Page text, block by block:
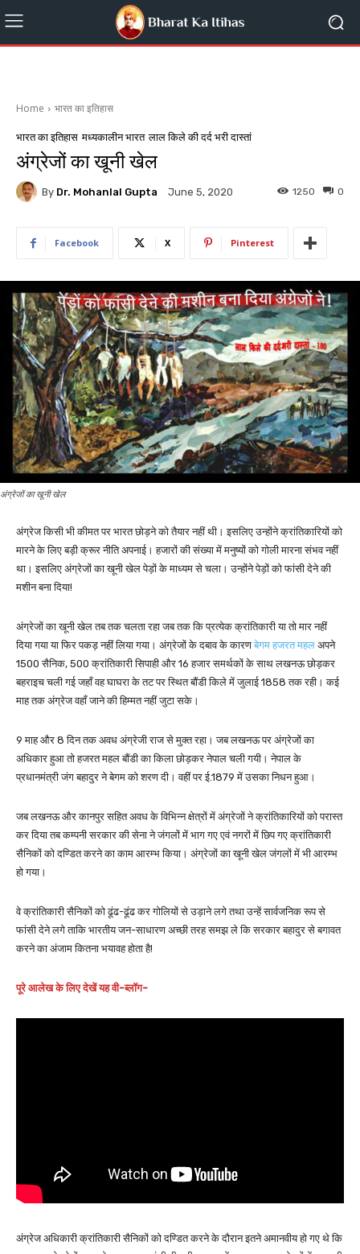
Home भारत का इतिहास
भारत का इतिहास मध्यकालीन भारत लाल किले की दर्द भरी दास्तां
अंग्रेजों का खूनी खेल
By Dr. Mohanlal Gupta June 5, 2020 0
1250
Facebook X Pinterest
अंग्रेजों का खूनी खेल
अंग्रेज किसी भी कीमत पर भारत छोड़ने को तैयार नहीं थी। इसलिए उन्होंने क्रांतिकारियों को
मारने के लिए बड़ी क्रूर नीति अपनाई। हजारों की संख्या में मनुष्यों को गोली मारना संभव नहीं
था। इसलिए अंग्रेजों का खूनी खेल पेड़ों के माध्यम से चला। उन्होंने पेड़ों को फांसी देने की
मशीन बना दिया!
अंग्रेजों का खूनी खेल तब तक चलता रहा जब तक कि प्रत्येक क्रांतिकारी या तो मार नहीं
दिया गया या फिर पकड़ नहीं लिया गया। अंग्रेजों के दबाव के कारण बेगम हजरत महल अपने
1500 सैनिक, 500 क्रांतिकारी सिपाही और 16 हजार समर्थकों के साथ लखनऊ छोड़कर
बहराइच चली गई जहाँ वह घाघरा के तट पर स्थित बौंडी किले में जुलाई 1858 तक रही। कई
माह तक अंग्रेज वहाँ जाने की हिम्मत नहीं जुटा सके।
9 माह और 8 दिन तक अवध अंग्रेजी राज से मुक्त रहा। जब लखनऊ पर अंग्रेजों का
अधिकार हुआ तो हजरत महल बौंडी का किला छोड़कर नेपाल चली गयी। नेपाल के
प्रधानमंत्री जंग बहादुर ने बेगम को शरण दी। वहीं पर ई.1879 में उसका निधन हुआ।
जब लखनऊ और कानपुर सहित अवध के विभिन्न क्षेत्रों में अंग्रेजों ने क्रांतिकारियों को परास्त
कर दिया तब कम्पनी सरकार की सेना ने जंगलों में भाग गए एवं नगरों में छिप गए क्रांतिकारी
सैनिकों को दण्डित करने का काम आरम्भ किया। अंग्रेजों का खूनी खेल जंगलों में भी आरम्भ
हो गया।
वे क्रांतिकारी सैनिकों को ढूंढ-ढूंढ कर गोलियों से उड़ाने लगे तथा उन्हें सार्वजनिक रूप से
फांसी देने लगे ताकि भारतीय जन-साधारण अच्छी तरह समझ ले कि सरकार बहादुर से बगावत
करने का अंजाम कितना भयावह होता है!
पूरे आलेख के लिए देखें यह वी-ब्लॉग-
अंग्रेज अधिकारी क्रांतिकारी सैनिकों को दण्डित करने के दौरान इतने अमानवीय हो गए थे कि